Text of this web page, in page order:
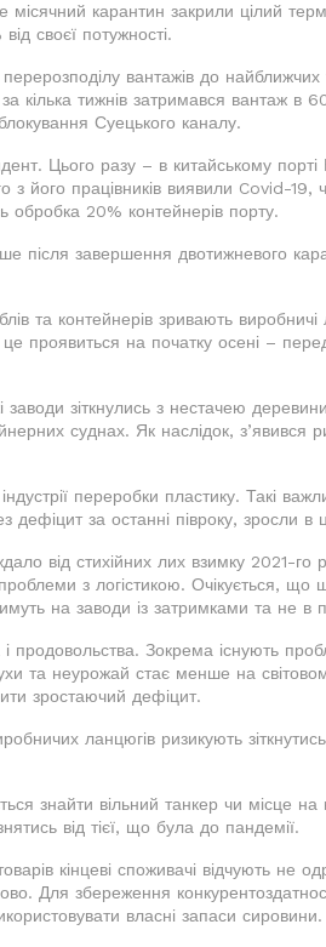
карантин закрили цілий
своєї потужності.
вантажів до найближчих
кілька тижнів затримався вантаж в
Суецького каналу.
Цього разу – в китайському
з його працівників виявили Covid-
20% контейнерів порту.
після завершення двотижневого
та контейнерів зривають
проявиться на початку осені –
заводи зіткнулись з нестачею
суднах. Як наслідок, з’явився
переробки пластику. Такі
дефіцит за останні півроку, зросли в
від стихійних лих взимку 2021-го
з логістикою. Очікується,
на заводи із затримками та не в
продовольства. Зокрема існують
та неурожай стає менше на
зростаючий дефіцит.
ланцюгів ризикують зіткнутись
знайти вільний танкер чи місце на
від тієї, що була до пандемії.
кінцеві споживачі відчують не
Для збереження
власні запаси сировини.